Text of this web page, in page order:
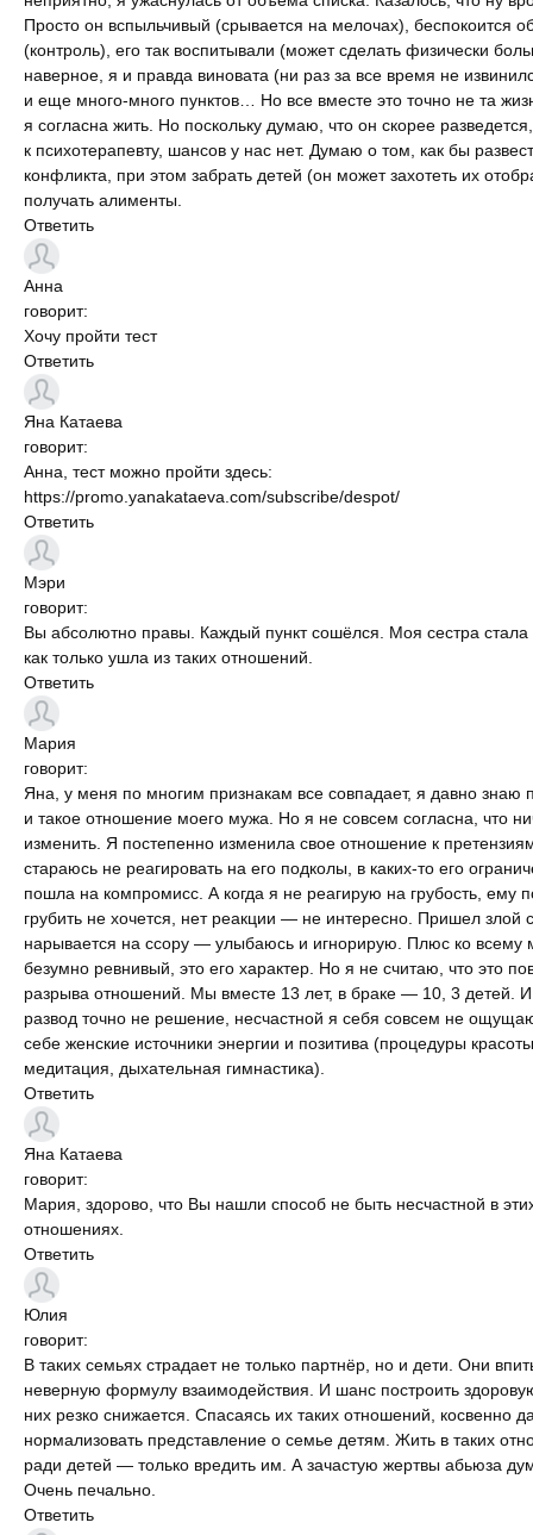
Просто он вспыльчивый (срывается на мелочах), беспокоится
(контроль), его так воспитывали (может сделать физически
наверное, я и правда виновата (ни раз за все время не
и еще много-много пунктов… Но все вместе это точно не та
я согласна жить. Но поскольку думаю, что он скорее
к психотерапевту, шансов у нас нет. Думаю о том, как бы
конфликта, при этом забрать детей (он может захотеть их
получать алименты.
Ответить
Анна
говорит:
Хочу пройти тест
Ответить
Яна Катаева
говорит:
Анна, тест можно пройти здесь:
https://promo.yanakataeva.com/subscribe/despot/
Ответить
Мэри
говорит:
Вы абсолютно правы. Каждый пункт сошёлся. Моя сестра стала
как только ушла из таких отношений.
Ответить
Мария
говорит:
Яна, у меня по многим признакам все совпадает, я давно знаю
и такое отношение моего мужа. Но я не совсем согласна, что
изменить. Я постепенно изменила свое отношение к
стараюсь не реагировать на его подколы, в каких-то его
пошла на компромисс. А когда я не реагирую на грубость, ему
грубить не хочется, нет реакции — не интересно. Пришел злой
нарывается на ссору — улыбаюсь и игнорирую. Плюс ко всему
безумно ревнивый, это его характер. Но я не считаю, что это
разрыва отношений. Мы вместе 13 лет, в браке — 10, 3 детей.
развод точно не решение, несчастной я себя совсем не
себе женские источники энергии и позитива (процедуры
медитация, дыхательная гимнастика).
Ответить
Яна Катаева
говорит:
Мария, здорово, что Вы нашли способ не быть несчастной в
отношениях.
Ответить
Юлия
говорит:
В таких семьях страдает не только партнёр, но и дети. Они
неверную формулу взаимодействия. И шанс построить
них резко снижается. Спасаясь их таких отношений, косвенно
нормализовать представление о семье детям. Жить в таких
ради детей — только вредить им. А зачастую жертвы абьюза
Очень печально.
Ответить